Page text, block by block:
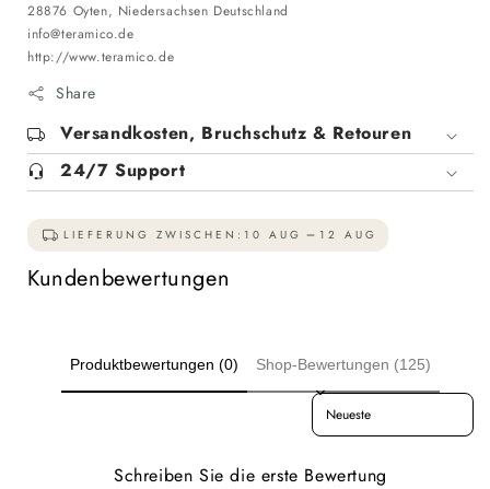
28876 Oyten, Niedersachsen Deutschland
info@teramico.de
http://www.teramico.de
Share
Versandkosten, Bruchschutz & Retouren
24/7 Support
LIEFERUNG ZWISCHEN: 10 AUG 12 AUG
Kundenbewertungen
Produktbewertungen (0) Shop-Bewertungen (125)
Sort reviews by
Schreiben Sie die erste Bewertung